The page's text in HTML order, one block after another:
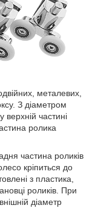
металевих,
З діаметром
частині
ролика
частина роликів
кріпиться до
з пластика,
роликів. При
діаметр